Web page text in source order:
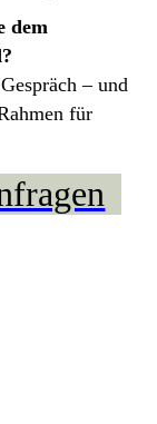
dem
– und
für